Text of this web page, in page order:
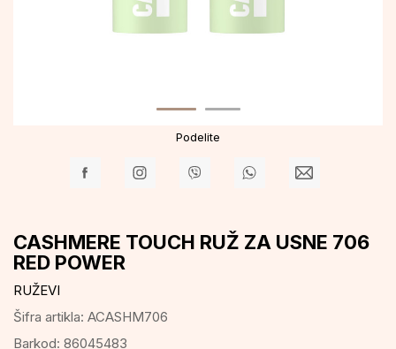
Podelite
CASHMERE TOUCH RUŽ ZA USNE 706
RED POWER
RUŽEVI
Šifra artikla: ACASHM706
Barkod: 86045483